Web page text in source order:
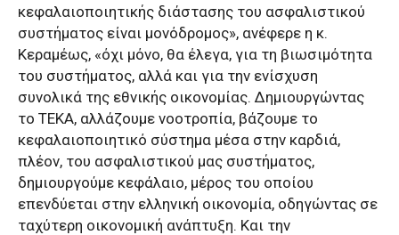
κεφαλαιοποιητικής διάστασης του ασφαλιστικού
συστήματος είναι μονόδρομος», ανέφερε η κ.
Κεραμέως, «όχι μόνο, θα έλεγα, για τη βιωσιμότητα
του συστήματος, αλλά και για την ενίσχυση
συνολικά της εθνικής οικονομίας. Δημιουργώντας
το ΤΕΚΑ, αλλάζουμε νοοτροπία, βάζουμε το
κεφαλαιοποιητικό σύστημα μέσα στην καρδιά,
πλέον, του ασφαλιστικού μας συστήματος,
δημιουργούμε κεφάλαιο, μέρος του οποίου
επενδύεται στην ελληνική οικονομία, οδηγώντας σε
ταχύτερη οικονομική ανάπτυξη. Και την